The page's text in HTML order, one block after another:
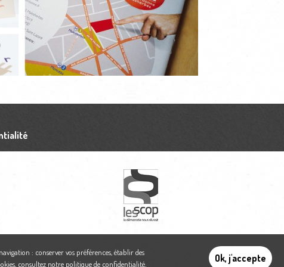
: conserver vos préférences, établir des
consultez notre politique de confidentialité Ok, j'accepte